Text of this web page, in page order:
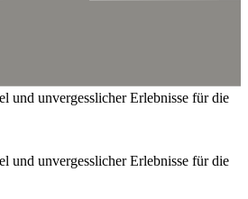
und unvergesslicher Erlebnisse für die
und unvergesslicher Erlebnisse für die